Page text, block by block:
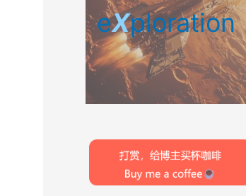
eXploration